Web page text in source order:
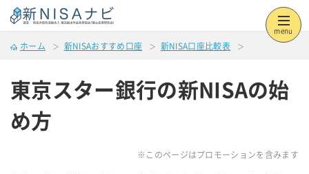
menu
ホーム 新NISAおすすめ口座 新NISA口座比較表
東京スター銀行の新NISAの始
め方
※このページはプロモーションを含みます